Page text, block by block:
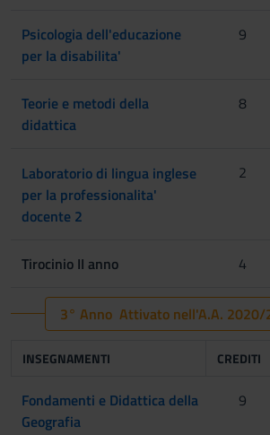
Psicologia dell'educazione
per la disabilita'
9
Teorie e metodi della
didattica
8
Laboratorio di lingua inglese
per la professionalita'
docente 2
2
Tirocinio II anno 4
3° Anno Attivato nell'A.A. 2020/
INSEGNAMENTI CREDITI
Fondamenti e Didattica della
Geografia
9